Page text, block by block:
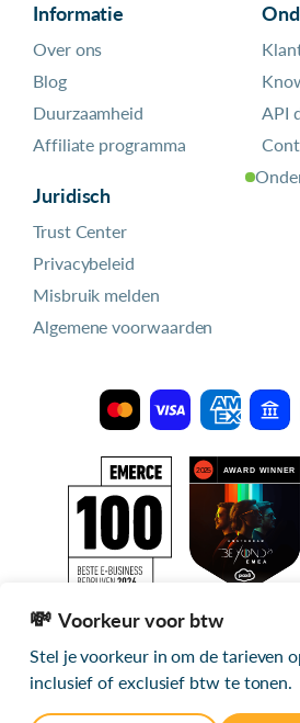
Informatie
Over ons
Blog
Duurzaamheid
Affiliate programma
Juridisch
Trust Center
Privacybeleid
Misbruik melden
Algemene voorwaarden
API
Alle getoonde prijzen
Voorkeur voor btw
Stel je voorkeur in om de tarieven
inclusief of exclusief btw te tonen.